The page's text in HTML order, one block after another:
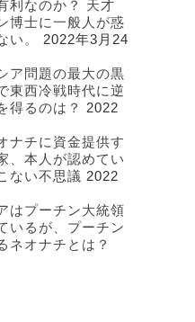
利なのか？ 天才
博士に一般人が惑
い。
2022年3月24
ア問題の最大の黒
東西冷戦時代に逆
得るのは？
2022
ナチに資金提供す
、本人が認めてい
ない不思議 2022
はプーチン大統領
いるが、プーチン
ネオナチとは？